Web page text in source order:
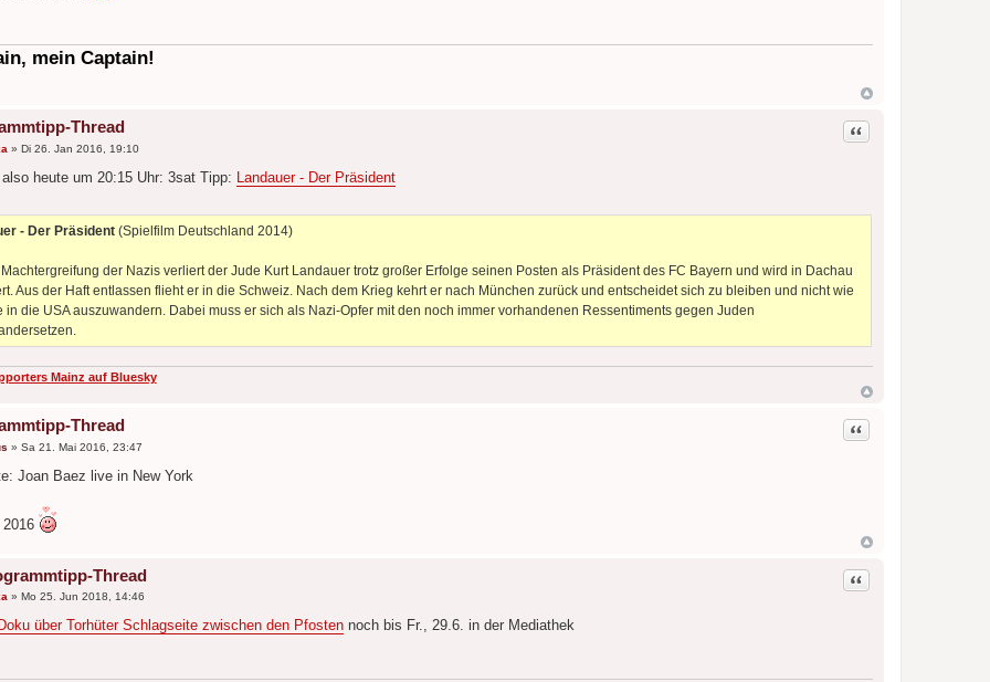
mein Captain!
Thread Zitat
» Di 26. Jan 2016, 19:10
heute um 20:15 Uhr: 3sat Tipp: Landauer - Der Präsident
- Der Präsident(Spielfilm Deutschland 2014)
der Nazis verliert der Jude Kurt Landauer trotz großer Erfolge seinen Posten als Präsident des FC Bayern und wird in Dachau
Aus der Haft entlassen flieht er in die Schweiz. Nach dem Krieg kehrt er nach München zurück und entscheidet sich zu bleiben und nicht wie
in die USA auszuwandern. Dabei muss er sich als Nazi-Opfer mit den noch immer vorhandenen Ressentiments gegen Juden
Mainz auf Bluesky
Thread Zitat
» Sa 21. Mai 2016, 23:47
Joan Baez live in New York
Thread Zitat
» Mo 25. Jun 2018, 14:46
Doku über Torhüter Schlagseite zwischen den Pfostennoch bis Fr., 29.6. in der Mediathek